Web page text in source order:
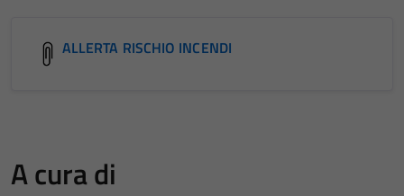
ALLERTA RISCHIO INCENDI
A cura di